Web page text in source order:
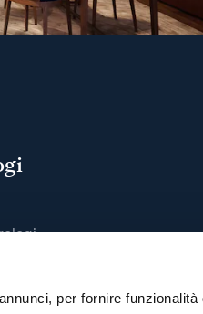
per fornire